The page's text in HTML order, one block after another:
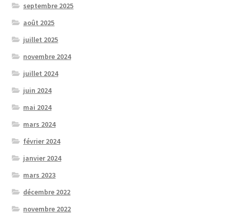
septembre 2025
août 2025
juillet 2025
novembre 2024
juillet 2024
juin 2024
mai 2024
mars 2024
février 2024
janvier 2024
mars 2023
décembre 2022
novembre 2022